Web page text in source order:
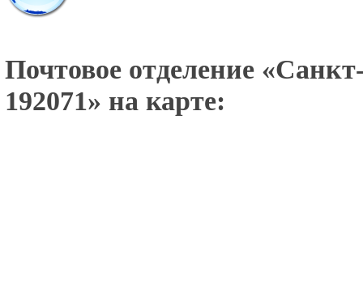
Почтовое отделение «
192071» на карте: